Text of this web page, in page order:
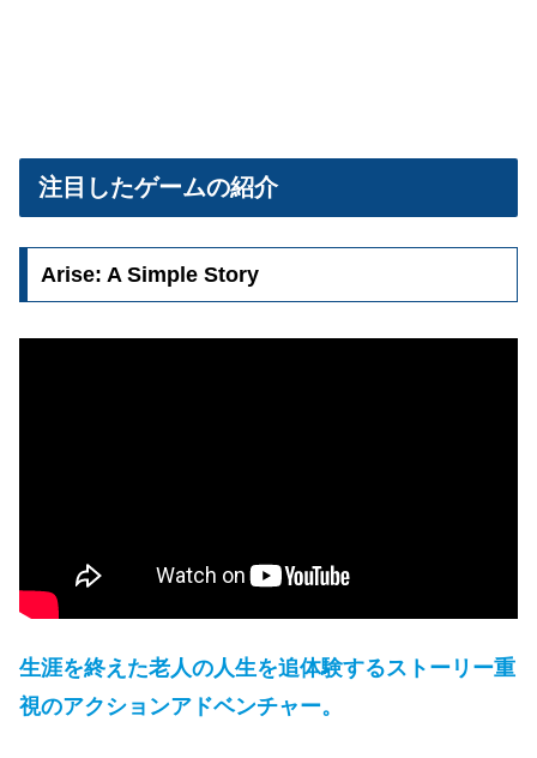
注目したゲームの紹介
Arise: A Simple Story
生涯を終えた老人の人生を追体験するストーリー重
視のアクションアドベンチャー。